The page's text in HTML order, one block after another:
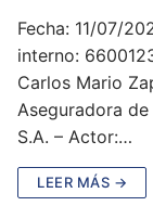
Fecha: 11/07/
interno:
Carlos Mario
Aseguradora
S.A. – Actor:…
LEER MÁS →